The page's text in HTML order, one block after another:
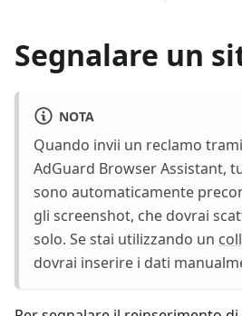
Segnalare un
NOTA
Quando invii un reclamo
AdGuard Browser Assistant,
sono automaticamente
gli screenshot, che dovrai
solo. Se stai utilizzando un
dovrai inserire i dati